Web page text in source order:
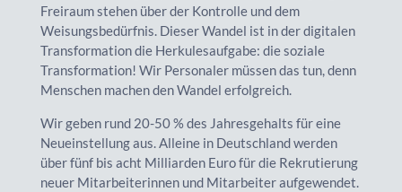
Freiraum stehen über der Kontrolle und dem
Weisungsbedürfnis. Dieser Wandel ist in der digitalen
Transformation die Herkulesaufgabe: die soziale
Transformation! Wir Personaler müssen das tun, denn
Menschen machen den Wandel erfolgreich.
Wir geben rund 20-50 % des Jahresgehalts für eine
Neueinstellung aus. Alleine in Deutschland werden
über fünf bis acht Milliarden Euro für die Rekrutierung
neuer Mitarbeiterinnen und Mitarbeiter aufgewendet.